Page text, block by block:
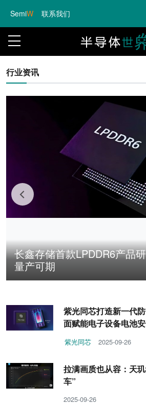
SemiW 联系我们
行业资讯
长鑫存储首款LPDDR6产品
量产可期
紫光同芯打造新一代
面赋能电子设备电池
紫光同芯 2025-09-26
拉满画质也从容：天
车”
2025-09-26